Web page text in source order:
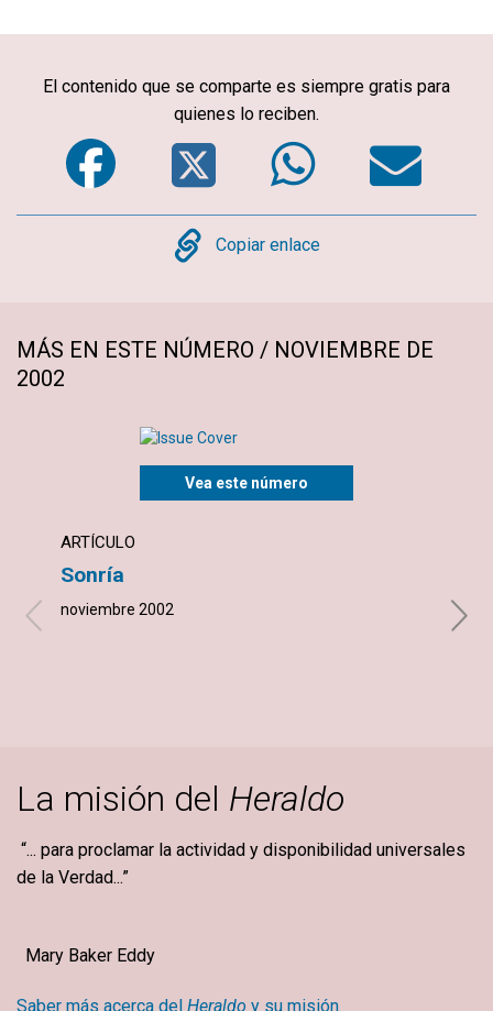
El contenido que se comparte es siempre gratis para
quienes lo reciben.
Facebook
Twitter
Copy
Copiar enlace
MÁS EN ESTE NÚMERO / NOVIEMBRE DE
2002
Vea este número
ARTÍCULO
Sonría
noviembre 2002
La misión del Heraldo
“... para proclamar la actividad y disponibilidad universales
de la Verdad...”
Mary Baker Eddy
Saber más acerca del Heraldo y su misión.